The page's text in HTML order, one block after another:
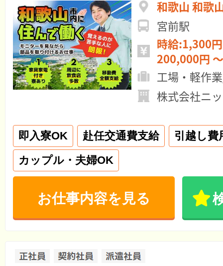
和歌山 和歌
宮前駅
時給:1,300
200,000円
工場・軽作
株式会社ニ
即入寮OK 赴任交通費支給
引越し費
カップル・夫婦OK
お仕事内容を見る